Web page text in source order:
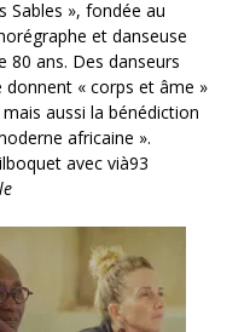
Sables », fondée au
et danseuse
80 ans. Des danseurs
donnent « corps et âme »
aussi la bénédiction
africaine ».
avec vià93